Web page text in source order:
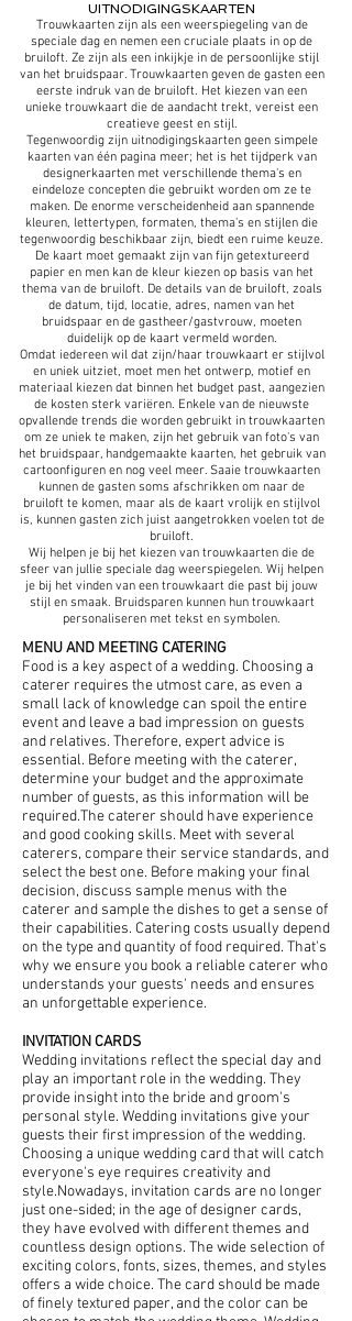
UITNODIGINGSKAARTEN
Trouwkaarten zijn als een weerspiegeling van de
speciale dag en nemen een cruciale plaats in op de
bruiloft. Ze zijn als een inkijkje in de persoonlijke stijl
van het bruidspaar. Trouwkaarten geven de gasten een
eerste indruk van de bruiloft. Het kiezen van een
unieke trouwkaart die de aandacht trekt, vereist een
creatieve geest en stijl.
Tegenwoordig zijn uitnodigingskaarten geen simpele
kaarten van één pagina meer; het is het tijdperk van
designerkaarten met verschillende thema's en
eindeloze concepten die gebruikt worden om ze te
maken. De enorme verscheidenheid aan spannende
kleuren, lettertypen, formaten, thema's en stijlen die
tegenwoordig beschikbaar zijn, biedt een ruime keuze.
De kaart moet gemaakt zijn van fijn getextureerd
papier en men kan de kleur kiezen op basis van het
thema van de bruiloft. De details van de bruiloft, zoals
de datum, tijd, locatie, adres, namen van het
bruidspaar en de gastheer/gastvrouw, moeten
duidelijk op de kaart vermeld worden.
Omdat iedereen wil dat zijn/haar trouwkaart er stijlvol
en uniek uitziet, moet men het ontwerp, motief en
materiaal kiezen dat binnen het budget past, aangezien
de kosten sterk variëren. Enkele van de nieuwste
opvallende trends die worden gebruikt in trouwkaarten
om ze uniek te maken, zijn het gebruik van foto's van
het bruidspaar, handgemaakte kaarten, het gebruik van
cartoonfiguren en nog veel meer. Saaie trouwkaarten
kunnen de gasten soms afschrikken om naar de
bruiloft te komen, maar als de kaart vrolijk en stijlvol
is, kunnen gasten zich juist aangetrokken voelen tot de
bruiloft.
Wij helpen je bij het kiezen van trouwkaarten die de
sfeer van jullie speciale dag weerspiegelen. Wij helpen
je bij het vinden van een trouwkaart die past bij jouw
stijl en smaak. Bruidsparen kunnen hun trouwkaart
personaliseren met tekst en symbolen.
MENU AND MEETING CATERING
Food is a key aspect of a wedding. Choosing a
caterer requires the utmost care, as even a
small lack of knowledge can spoil the entire
event and leave a bad impression on guests
and relatives. Therefore, expert advice is
essential. Before meeting with the caterer,
determine your budget and the approximate
number of guests, as this information will be
required.The caterer should have experience
and good cooking skills. Meet with several
caterers, compare their service standards, and
select the best one. Before making your final
decision, discuss sample menus with the
caterer and sample the dishes to get a sense of
their capabilities. Catering costs usually depend
on the type and quantity of food required. That's
why we ensure you book a reliable caterer who
understands your guests' needs and ensures
an unforgettable experience.​
INVITATION CARDS
​Wedding invitations reflect the special day and
play an important role in the wedding. They
provide insight into the bride and groom's
personal style. Wedding invitations give your
guests their first impression of the wedding.
Choosing a unique wedding card that will catch
everyone's eye requires creativity and
style.Nowadays, invitation cards are no longer
just one-sided; in the age of designer cards,
they have evolved with different themes and
countless design options. The wide selection of
exciting colors, fonts, sizes, themes, and styles
offers a wide choice. The card should be made
of finely textured paper, and the color can be